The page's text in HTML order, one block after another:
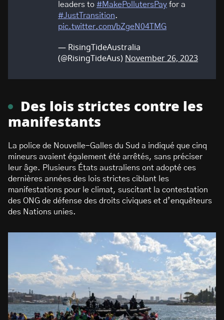
leaders to #MakePollutersPay for a
#JustTransition.
pic.twitter.com/bZgeN04TMG
— RisingTideAustralia
(@RisingTideAus) November 26, 2023
Des lois strictes contre les
manifestants
La police de Nouvelle-Galles du Sud a indiqué que cinq
mineurs avaient également été arrêtés, sans préciser
leur âge. Plusieurs États australiens ont adopté ces
dernières années des lois strictes ciblant les
manifestations pour le climat, suscitant la contestation
des ONG de défense des droits civiques et d’enquêteurs
des Nations unies.